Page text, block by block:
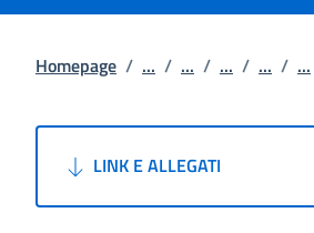
Homepage / ... / ... / ... / ... / ...
LINK E ALLEGATI